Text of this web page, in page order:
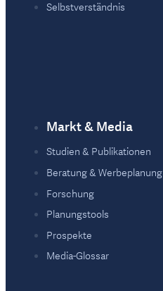
Selbstverständnis
Markt & Media
Studien & Publikationen
Beratung & Werbeplanung
Forschung
Planungstools
Prospekte
Media-Glossar